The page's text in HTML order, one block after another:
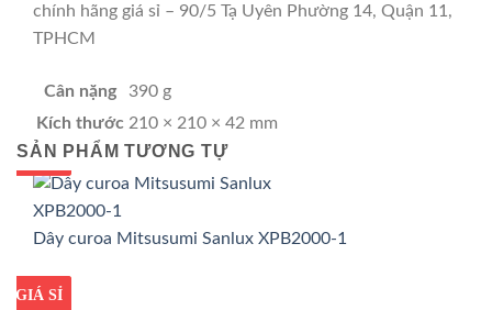
chính hãng giá sỉ – 90/5 Tạ Uyên Phường 14, Quận 11,
TPHCM
Cân nặng
390 g
Kích thước 210 × 210 × 42 mm
SẢN PHẨM TƯƠNG TỰ
GIÁ TỐT
GIÁ SỈ
Dây curoa Mitsusumi Sanlux XPB2000-1
GIÁ TỐT
GIÁ SỈ